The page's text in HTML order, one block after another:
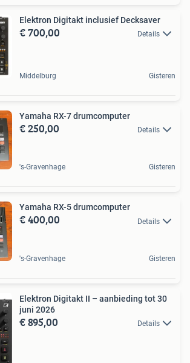
Elektron Digitakt inclusief Decksaver
€ 700,00 Details
Middelburg Gisteren
Yamaha RX-7 drumcomputer
€ 250,00 Details
's-Gravenhage Gisteren
Yamaha RX-5 drumcomputer
€ 400,00 Details
's-Gravenhage Gisteren
Elektron Digitakt II – aanbieding tot 30
juni 2026
€ 895,00 Details